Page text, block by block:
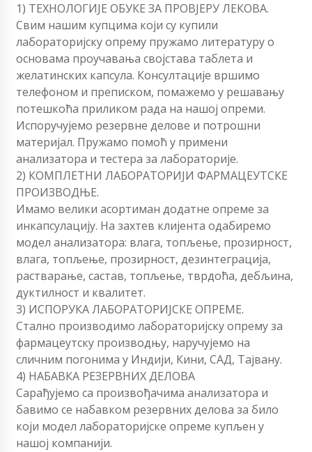
1) ТЕХНОЛОГИЈЕ ОБУКЕ ЗА ПРОВЈЕРУ ЛЕКОВА.
Свим нашим купцима који су купили
лабораторијску опрему пружамо литературу о
основама проучавања својстава таблета и
желатинских капсула. Консултације вршимо
телефоном и преписком, помажемо у решавању
потешкоћа приликом рада на нашој опреми.
Испоручујемо резервне делове и потрошни
материјал. Пружамо помоћ у примени
анализатора и тестера за лабораторије.
2) КОМПЛЕТНИ ЛАБОРАТОРИЈИ ФАРМАЦЕУТСКЕ
ПРОИЗВОДЊЕ.
Имамо велики асортиман додатне опреме за
инкапсулацију. На захтев клијента одабиремо
модел анализатора: влага, топљење, прозирност,
влага, топљење, прозирност, дезинтеграција,
растварање, састав, топљење, тврдоћа, дебљина,
дуктилност и квалитет.
3) ИСПОРУКА ЛАБОРАТОРИЈСКЕ ОПРЕМЕ.
Стално производимо лабораторијску опрему за
фармацеутску производњу, наручујемо на
сличним погонима у Индији, Кини, САД, Тајвану.
4) НАБАВКА РЕЗЕРВНИХ ДЕЛОВА
Сарађујемо са произвођачима анализатора и
бавимо се набавком резервних делова за било
који модел лабораторијске опреме купљен у
нашој компанији.